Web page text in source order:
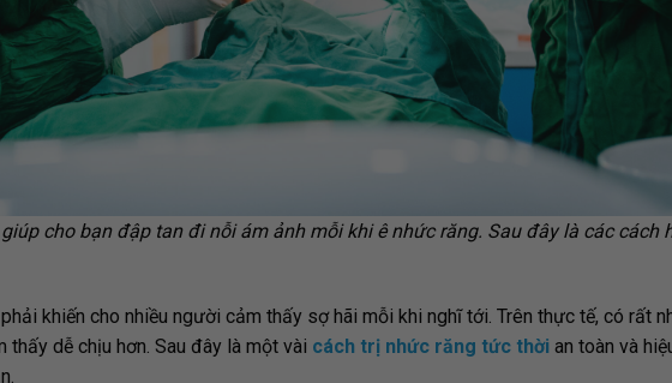
cho bạn đập tan đi nỗi ám ảnh mỗi khi ê nhức răng. Sau đây là các cách
khiến cho nhiều người cảm thấy sợ hãi mỗi khi nghĩ tới. Trên thực tế, có rất
dễ chịu hơn. Sau đây là một vài cách trị nhức răng tức thời an toàn và